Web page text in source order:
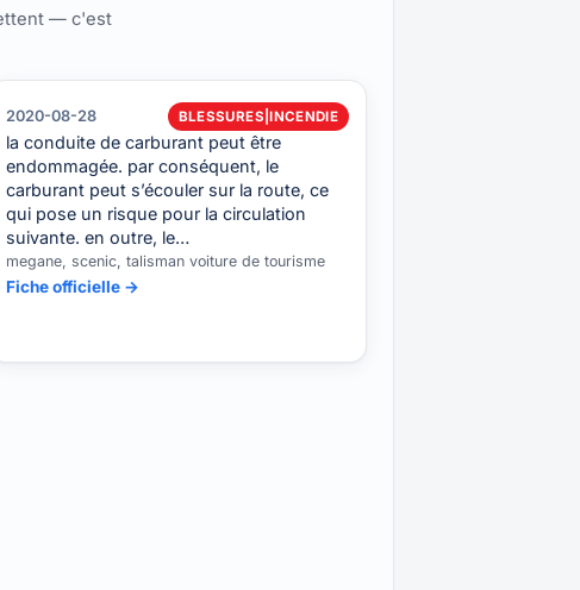
— c'est
2020-08-28 BLESSURES|INCENDIE
la conduite de carburant peut être
endommagée. par conséquent, le
carburant peut s’écouler sur la route, ce
qui pose un risque pour la circulation
suivante. en outre, le…
megane, scenic, talisman voiture de tourisme
Fiche officielle →